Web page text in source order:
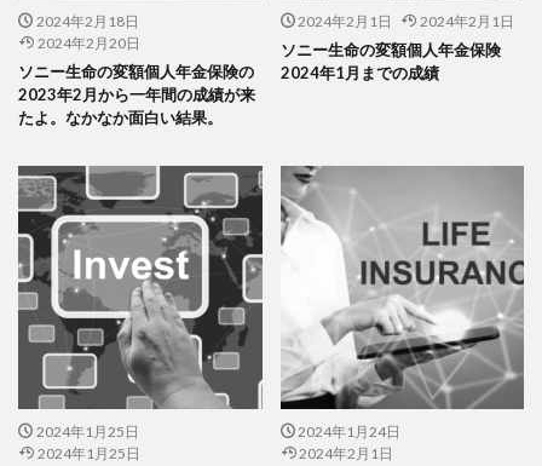
2024年2月18日
2024年2月20日
ソニー生命の変額個人年金保険の
2023年2月から一年間の成績が来
たよ。なかなか面白い結果。
2024年2月1日 2024年2月1日
ソニー生命の変額個人年金保険
2024年1月までの成績
2024年1月25日
2024年1月25日
2024年1月24日
2024年2月1日